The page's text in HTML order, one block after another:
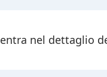
entra nel dettaglio